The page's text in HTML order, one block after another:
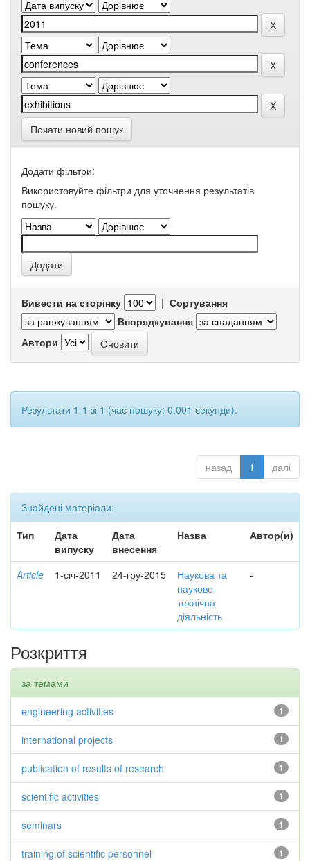
Почати новий пошук
Додати фільтри:
Використовуйте фільтри для уточнення результатів
пошуку.
Вивести на сторінку | Сортування
Впорядкування
Автори
Результати 1-1 зі 1 (час пошуку: 0.001 секунди).
назад 1 далі
Знайдені матеріали:
Тип
Дата
випуску
Дата
внесення
Назва Автор(и)
Article 1-січ-2011 24-гру-2015
Наукова та
науково-
технічна
діяльність
-
Розкриття
за темами
1
engineering activities
1
international projects
1
publication of results of research
1
scientific activities
1
seminars
1
training of scientific personnel